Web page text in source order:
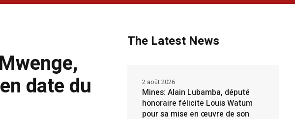
date du
The Latest News
Mines: Alain Lubamba, député
honoraire félicite Louis Watum
pour sa mise en œuvre de son
2 août 2026